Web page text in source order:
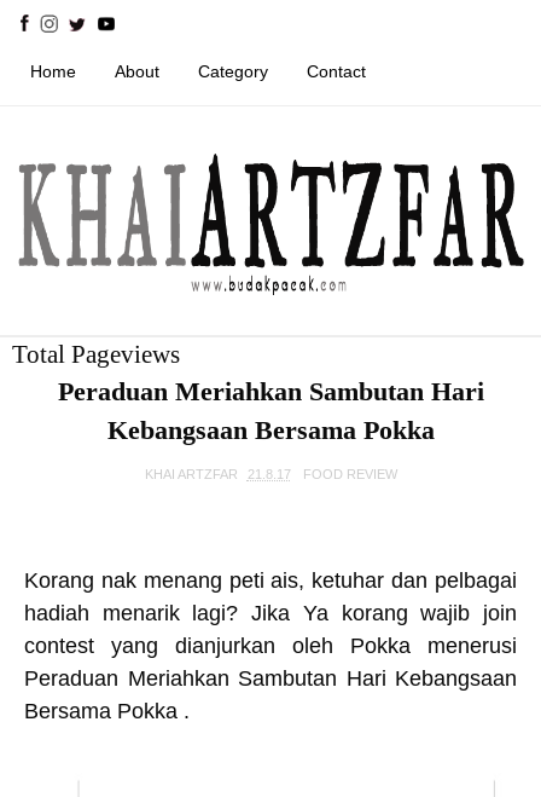
Home About Category Contact
Total Pageviews
Peraduan Meriahkan Sambutan Hari
Kebangsaan Bersama Pokka
KHAI ARTZFAR 21.8.17 FOOD REVIEW
Korang nak menang peti ais, ketuhar dan pelbagai
hadiah menarik lagi? Jika Ya korang wajib join
contest yang dianjurkan oleh Pokka menerusi
Peraduan Meriahkan Sambutan Hari Kebangsaan
Bersama Pokka .